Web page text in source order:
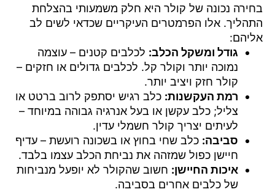
בחירה נכונה של קולר היא חלק משמעותי בהצלחת
התהליך. אלו הפרמטרים העיקריים שכדאי לשים לב
אליהם:
גודל ומשקל הכלב: לכלבים קטנים – עוצמה
נמוכה יותר וקולר קל. לכלבים גדולים או חזקים –
קולר חזק ויציב יותר.
רמת העקשנות: כלב רגיש יסתפק לרוב ברטט או
צליל; כלב עקשן או בעל אנרגיה גבוהה במיוחד –
לעיתים יצריך קולר חשמלי עדין.
סביבה: כלב שחי בחוץ או בשכונה רועשת – עדיף
חיישן כפול שמזהה את נביחת הכלב עצמו בלבד.
איכות החיישן: חשוב שהקולר לא יופעל מנביחות
של כלבים אחרים בסביבה.